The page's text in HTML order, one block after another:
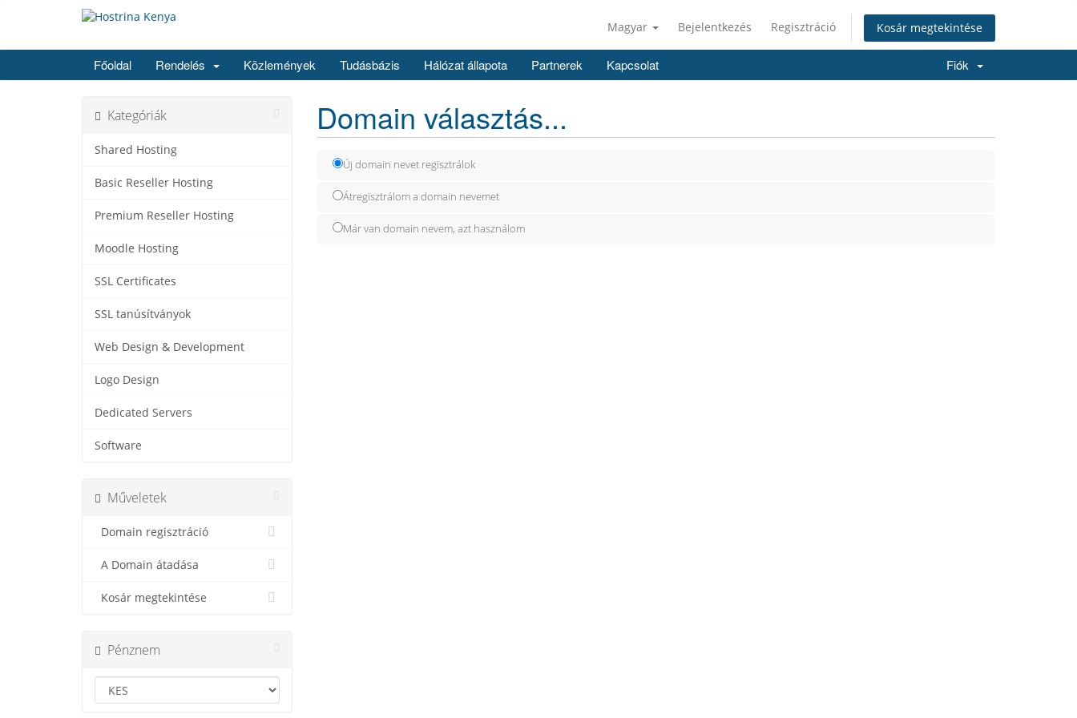
Magyar Bejelentkezés Regisztráció Kosár megtekintése
Főoldal Rendelés Közlemények Tudásbázis Hálózat állapota Partnerek Kapcsolat Fiók
Kategóriák
Shared Hosting
Basic Reseller Hosting
Premium Reseller Hosting
Moodle Hosting
SSL Certificates
SSL tanúsítványok
Web Design & Development
Logo Design
Dedicated Servers
Software
Műveletek
Domain regisztráció
A Domain átadása
Kosár megtekintése
Pénznem
Domain választás...
Új domain nevet regisztrálok
Átregisztrálom a domain nevemet
Már van domain nevem, azt használom